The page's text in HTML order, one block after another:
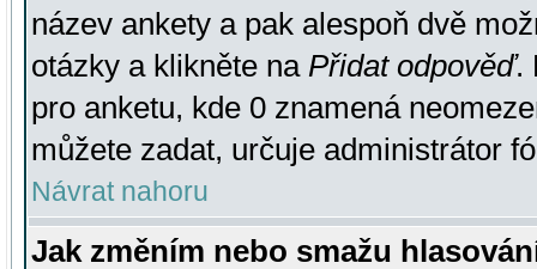
název ankety a pak alespoň dvě
otázky a klikněte na Přidat odpověď.
pro anketu, kde 0 znamená
můžete zadat, určuje administrátor
Návrat nahoru
Jak změním nebo smažu